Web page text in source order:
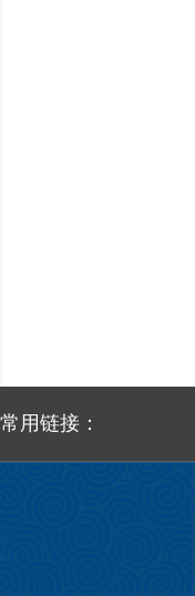
常用链接：